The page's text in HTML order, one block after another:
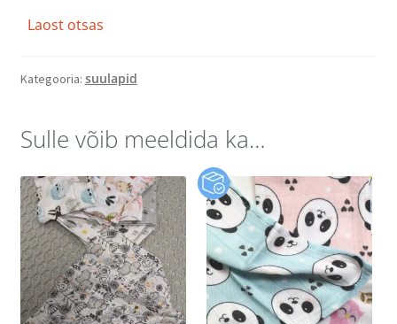
Laost otsas
Kategooria: suulapid
Sulle võib meeldida ka…